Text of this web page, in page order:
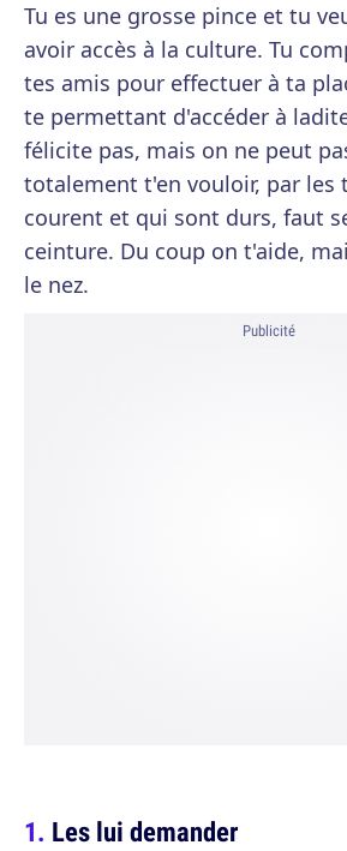
Tu es une grosse pince et tu
avoir accès à la culture. Tu
tes amis pour effectuer à ta
te permettant d'accéder à
félicite pas, mais on ne peut
totalement t'en vouloir, par les
courent et qui sont durs, faut
ceinture. Du coup on t'aide,
le nez.
Publicité
Les lui demander